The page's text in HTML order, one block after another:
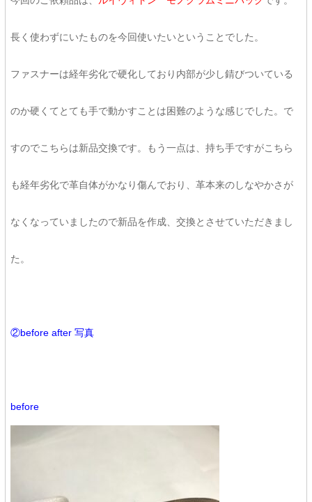
長く使わずにいたものを今回使いたいということでした。
ファスナーは経年劣化で硬化しており内部が少し錆びついている
のか硬くてとても手で動かすことは困難のような感じでした。で
すのでこちらは新品交換です。もう一点は、持ち手ですがこちら
も経年劣化で革自体がかなり傷んでおり、革本来のしなやかさが
なくなっていましたので新品を作成、交換とさせていただきまし
た。
②before after 写真
before